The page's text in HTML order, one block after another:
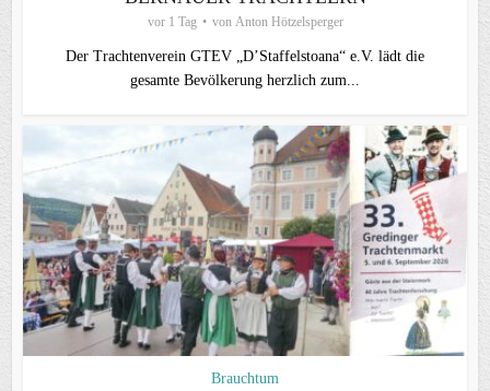
vor 1 Tag von Anton Hötzelsperger
Der Trachtenverein GTEV „D’Staffelstoana“ e.V. lädt die
gesamte Bevölkerung herzlich zum...
Brauchtum